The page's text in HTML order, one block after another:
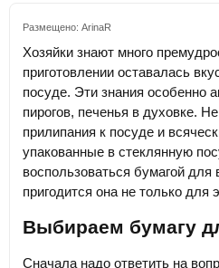
Размещено: ArinaR
Хозяйки знают много
приготовлении оставалась
посуде. Эти знания особенно
пирогов, печенья в духовке.
прилипания к посуде и
упакованные в стеклянную
воспользоваться бумагой для
пригодится она не только для
Выбираем бумагу
Сначала надо ответить на